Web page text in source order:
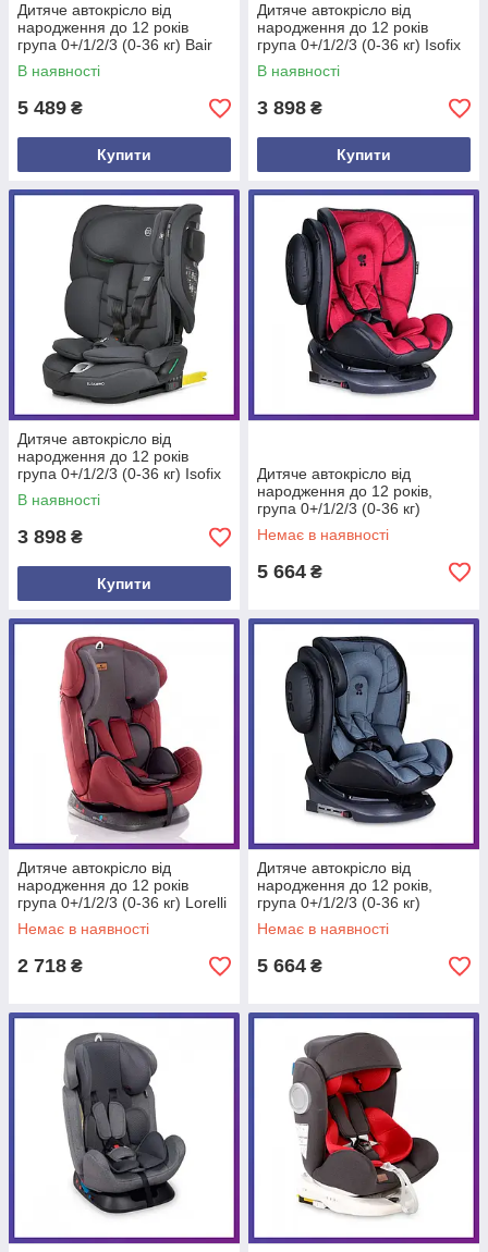
Дитяче автокрісло від
народження до 12 років
група 0+/1/2/3 (0-36 кг) Bair
Unit 360 Iso-fix TB-01 Чорний
В наявності
5 489 ₴
Купити
Дитяче автокрісло від
народження до 12 років
група 0+/1/2/3 (0-36 кг) Isofix
El Camino i-PRO ME 1234
Black Чорний
В наявності
3 898 ₴
Купити
Дитяче автокрісло від
народження до 12 років
група 0+/1/2/3 (0-36 кг) Isofix
El Camino i-PRO ME 1234
Gray Сірий
В наявності
3 898 ₴
Купити
Дитяче автокрісло від
народження до 12 років,
група 0+/1/2/3 (0-36 кг)
Bertoni AVIATOR із системою
Isofix червоне
Немає в наявності
5 664 ₴
Дитяче автокрісло від
народження до 12 років
група 0+/1/2/3 (0-36 кг) Lorelli
GALAXY червоне
Немає в наявності
2 718 ₴
Дитяче автокрісло від
народження до 12 років,
група 0+/1/2/3 (0-36 кг)
Bertoni AVIATOR із системою
Isofix сіре
Немає в наявності
5 664 ₴